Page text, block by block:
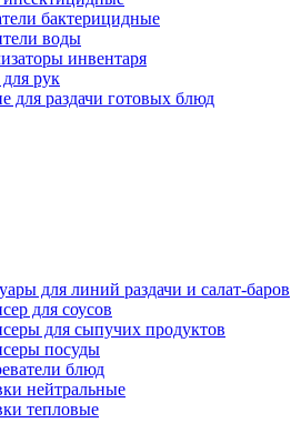
бактерицидные
воды
инвентаря
рук
для раздачи готовых блюд
для линий раздачи и салат-баров
для соусов
для сыпучих продуктов
посуды
блюд
нейтральные
тепловые